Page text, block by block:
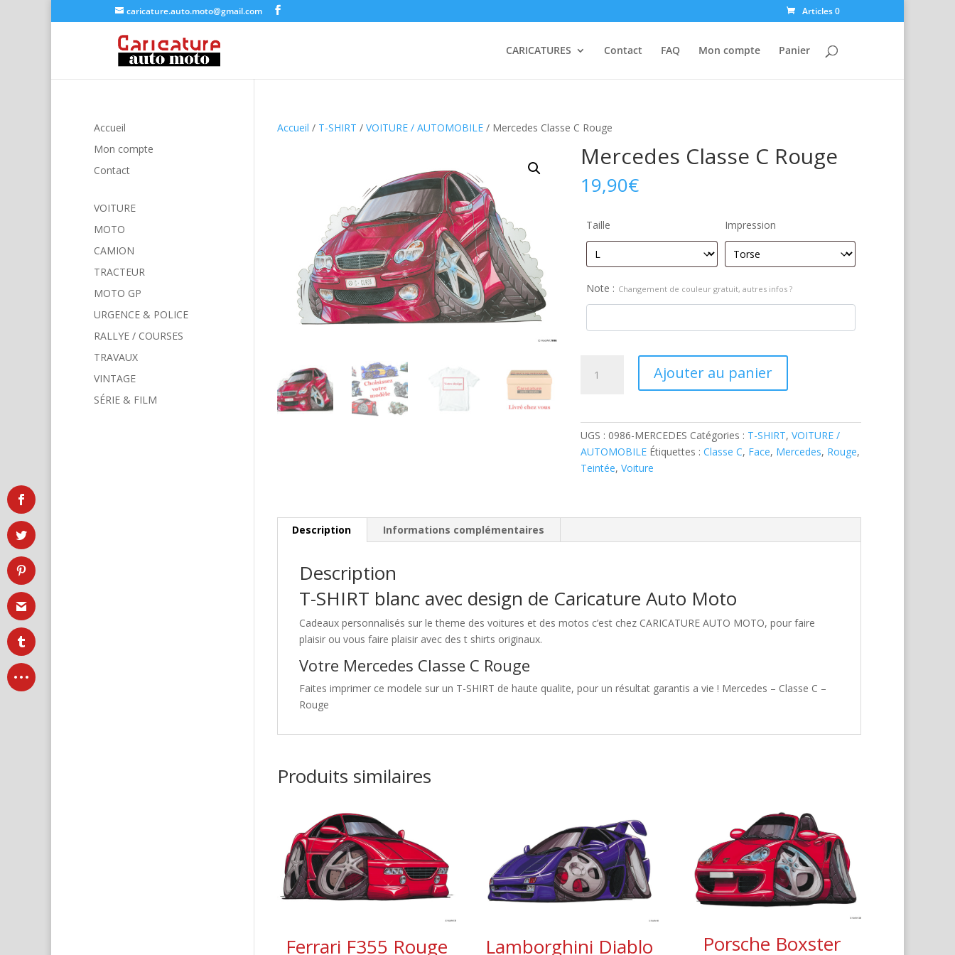
caricature.auto.moto@gmail.com Articles 0
CARICATURES Contact FAQ Mon compte Panier
Accueil / T-SHIRT / VOITURE / AUTOMOBILE/ Mercedes Classe C Rouge
Mercedes Classe C Rouge
19,90€
Taille Impression
Note : Changement de couleur gratuit, autres infos ?
Ajouter au panier
UGS : 0986-MERCEDES Catégories : T-SHIRT,VOITURE /
AUTOMOBILE Étiquettes :Classe C, Face, Mercedes, Rouge,
Teintée,Voiture
Description Informations complémentaires
Description
T-SHIRT blanc avec design de Caricature Auto Moto
Cadeaux personnalisés sur le theme des voitures et des motos c’est chez CARICATURE AUTO MOTO, pour faire
plaisir ou vous faire plaisir avec des t shirts originaux.
Votre Mercedes Classe C Rouge
Faites imprimer ce modele sur un T-SHIRT de haute qualite, pour un résultat garantis a vie ! Mercedes – Classe C –
Rouge
Produits similaires
Ferrari F355 Rouge Lamborghini Diablo Porsche Boxster
Accueil
Mon compte
Contact
VOITURE
MOTO
CAMION
TRACTEUR
MOTO GP
URGENCE & POLICE
RALLYE / COURSES
TRAVAUX
VINTAGE
SÉRIE & FILM